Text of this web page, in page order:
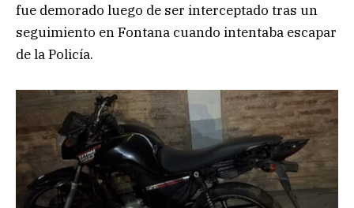
fue demorado luego de ser interceptado tras un
seguimiento en Fontana cuando intentaba escapar
de la Policía.